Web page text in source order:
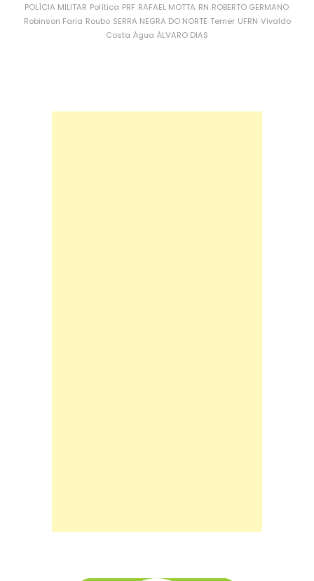
POLÍCIA MILITAR Política PRF RAFAEL MOTTA RN ROBERTO GERMANO
Robinson Faria Roubo SERRA NEGRA DO NORTE Temer UFRN Vivaldo
Costa Água ÁLVARO DIAS